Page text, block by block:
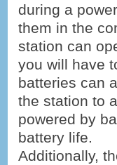
during a
them in the
station can
you will have
batteries can
the station to
powered by
battery life.
Additionally,